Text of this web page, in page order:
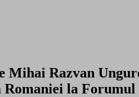
Mihai Razvan
Romaniei la